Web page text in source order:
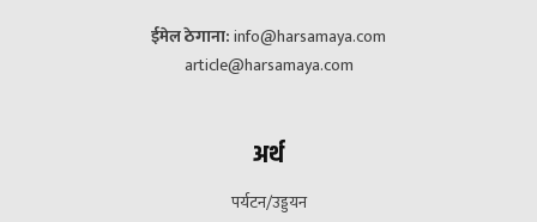
ईमेल ठेगाना:info@harsamaya.com
article@harsamaya.com
अर्थ
पर्यटन/उड्डयन